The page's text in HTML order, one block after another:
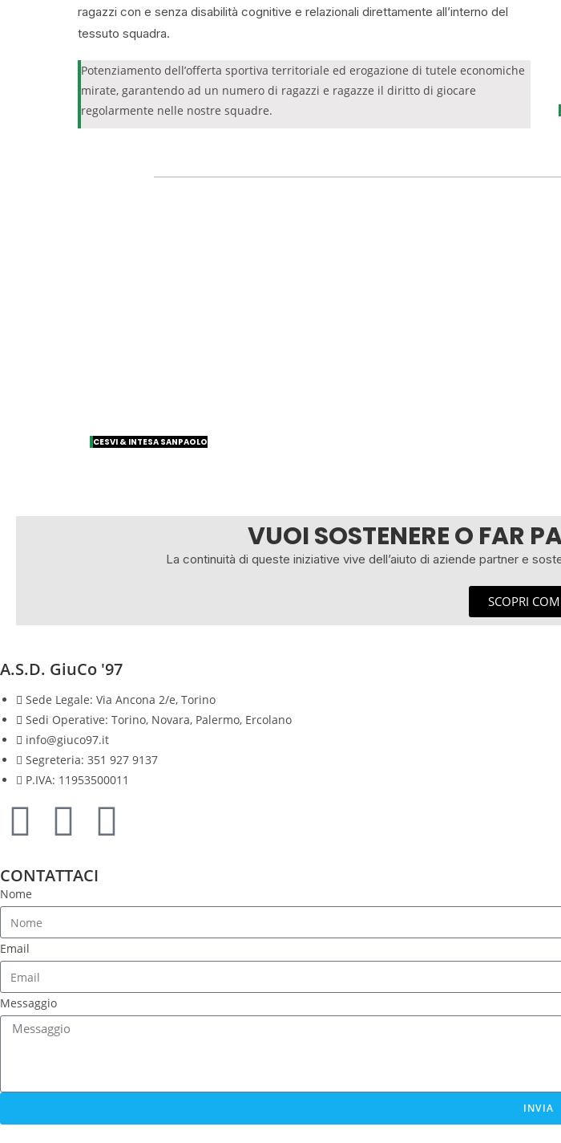
ragazzi con e senza disabilità cognitive e relazionali direttamente all’interno del
tessuto squadra.
Potenziamento dell’offerta sportiva territoriale ed erogazione di tutele economiche
mirate, garantendo ad un numero di ragazzi e ragazze il diritto di giocare
regolarmente nelle nostre squadre.
CESVI & INTESA SANPAOLO
VUOI SOSTENERE O FAR
La continuità di queste iniziative vive dell’aiuto di aziende partner e
SCOPRI
A.S.D. GiuCo '97
Sede Legale: Via Ancona 2/e, Torino
Sedi Operative: Torino, Novara, Palermo, Ercolano
info@giuco97.it
Segreteria: 351 927 9137
P.IVA: 11953500011
CONTATTACI
Nome
Email
Messaggio
INVIA